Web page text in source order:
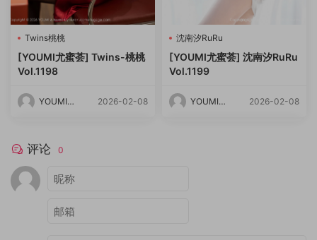
Twins桃桃
[YOUMI尤蜜荟] Twins-桃桃
Vol.1198
YOUMI尤
2026-02-08
沈南汐RuRu
[YOUMI尤蜜荟] 沈南汐RuRu
Vol.1199
YOUMI尤
2026-02-08
评论 0